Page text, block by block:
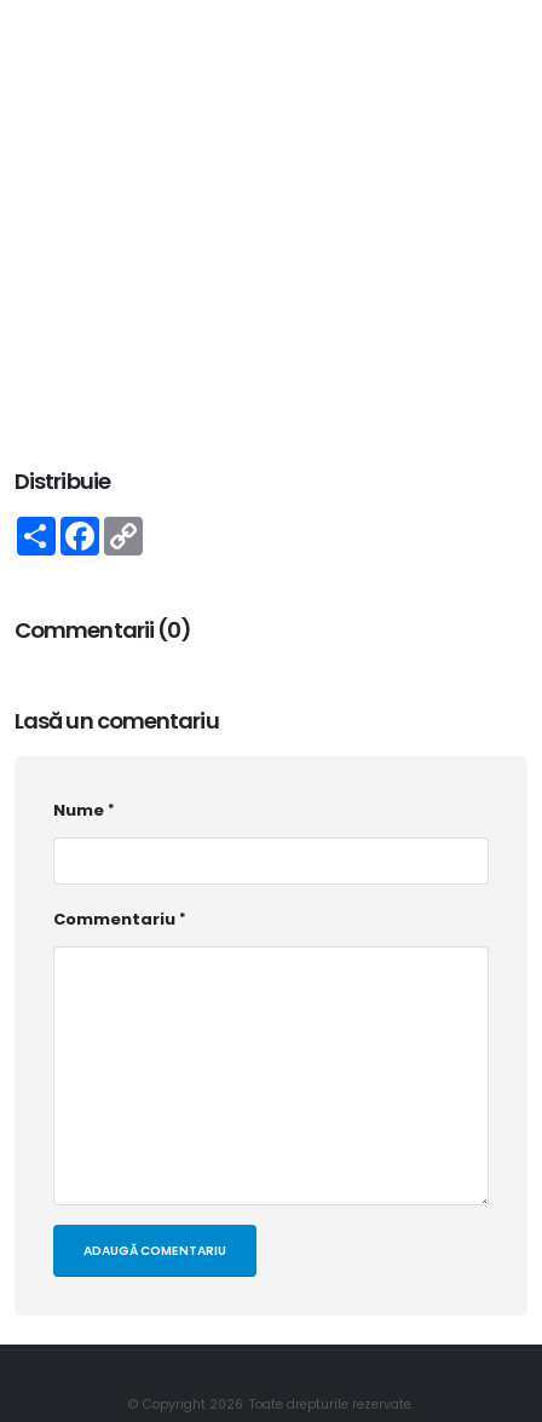
Distribuie
Share Facebook
Commentarii (0)
Lasă un comentariu
Nume
Commentariu
© Copyright 2026. Toate drepturile rezervate.